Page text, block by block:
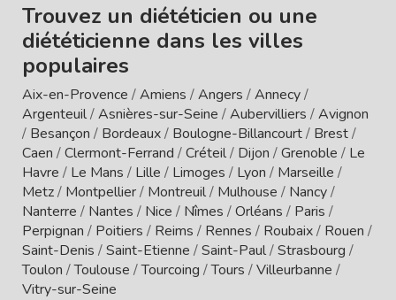
Trouvez un diététicien ou une
diététicienne dans les villes
populaires
Aix-en-Provence /Amiens /Angers /Annecy/
Argenteuil/Asnières-sur-Seine /Aubervilliers /Avignon
/ Besançon / Bordeaux/ Boulogne-Billancourt/ Brest/
Caen /Clermont-Ferrand /Créteil/ Dijon /Grenoble / Le
Havre / Le Mans / Lille / Limoges / Lyon / Marseille /
Metz/ Montpellier/ Montreuil/ Mulhouse / Nancy/
Nanterre / Nantes / Nice / Nîmes /Orléans / Paris /
Perpignan / Poitiers / Reims / Rennes / Roubaix/ Rouen /
Saint-Denis /Saint-Etienne /Saint-Paul/Strasbourg /
Toulon /Toulouse /Tourcoing /Tours /Villeurbanne /
Vitry-sur-Seine